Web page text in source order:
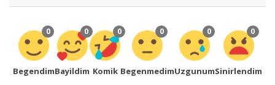
0
Begendim
0
Bayildim
0
Komik
0
Begenmedim
0
Uzgunum
0
Sinirlendim